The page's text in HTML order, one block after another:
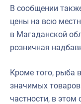
В сообщении
цены на всю
в Магаданской
розничная
Кроме того, рыба
значимых
частности, в этом